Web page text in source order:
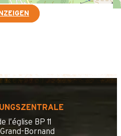
l’église BP 11
Bornand